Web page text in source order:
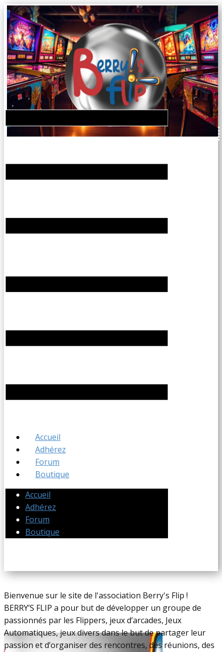
Accueil
Adhérez
Forum
Boutique
Accueil
Adhérez
Forum
Boutique
Bienvenue sur le site de l'association Berry's Flip !
BERRY’S FLIP a pour but de développer un groupe de
passionnés par les Flippers, jeux d’arcades, Jeux
Automatiques, jeux divers dans le but de partager leur
passion et d’organiser des rencontres, des réunions, des